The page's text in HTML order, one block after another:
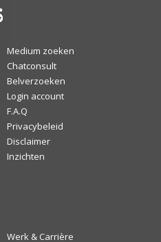
Medium zoeken
Chatconsult
Belverzoeken
Login account
F.A.Q
Privacybeleid
Disclaimer
Inzichten
Werk & Carrière